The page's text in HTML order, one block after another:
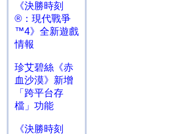
《決勝時刻
®：現代戰爭
™4》全新遊戲
情報
珍艾碧絲《赤
血沙漠》新增
「跨平台存
檔」功能
《決勝時刻